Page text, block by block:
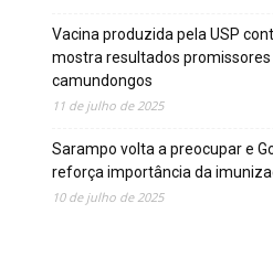
Vacina produzida pela USP
mostra resultados
camundongos
11 de julho de 2025
Sarampo volta a preocupar e
reforça importância da
10 de julho de 2025